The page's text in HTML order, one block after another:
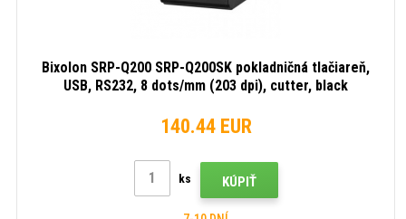
Bixolon SRP-Q200 SRP-Q200SK pokladničná tlačiareň,
USB, RS232, 8 dots/mm (203 dpi), cutter, black
140.44 EUR
ks KÚPIŤ